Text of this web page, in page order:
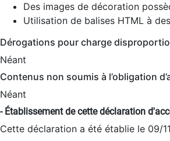
Des images de décoration
Utilisation de balises HTML à
Dérogations pour charge
Néant
Contenus non soumis à l’obligation
Néant
- Établissement de cette déclaration
Cette déclaration a été établie le 09/